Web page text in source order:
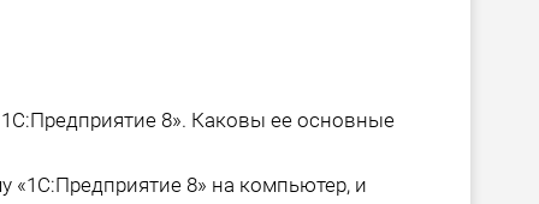
8». Каковы ее основные
«1С:Предприятие 8» на компьютер, и